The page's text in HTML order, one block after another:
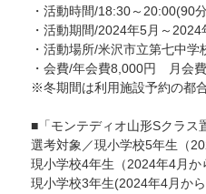
・活動時間/18:30～
・活動期間/2024年5月～
・活動場所/米沢市立第七中学
・会費/年会費8,000円 月会
※冬期間は利用施設予約の都
■「モンテディオ山形Sクラス
選考対象／現小学校5年生（
現小学校4年生（2024年4月か
現小学校3年生(2024年4月か